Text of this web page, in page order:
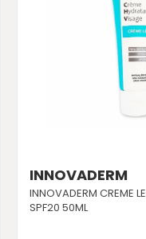
INNOVADERM
INNOVADERM CREME
SPF20 50ML